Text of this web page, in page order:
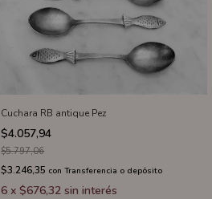
Cuchara RB antique Pez
$4.057,94
$5.797,06
$3.246,35 con Transferencia o depósito
6 x$676,32 sin interés